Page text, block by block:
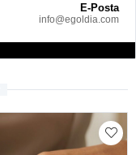
E-Posta
info@egoldia.com